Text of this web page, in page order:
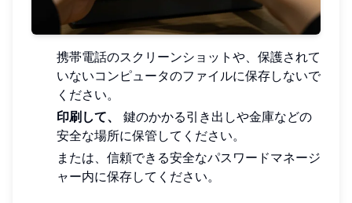
携帯電話のスクリーンショットや、保護されて
いないコンピュータのファイルに保存しないで
ください。
印刷して、
鍵のかかる引き出しや金庫などの
安全な場所に保管してください。
または、信頼できる安全なパスワードマネージ
ャー内に保存してください。